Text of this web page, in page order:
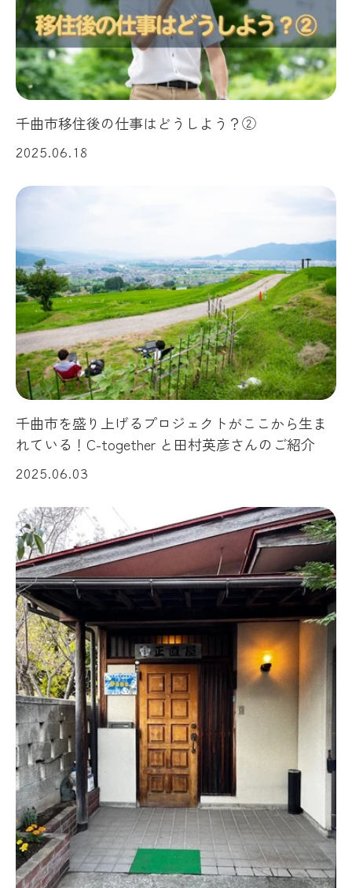
千曲市移住後の仕事はどうしよう？②
2025.06.18
千曲市を盛り上げるプロジェクトがここから生ま
れている！C-together と田村英彦さんのご紹介
2025.06.03